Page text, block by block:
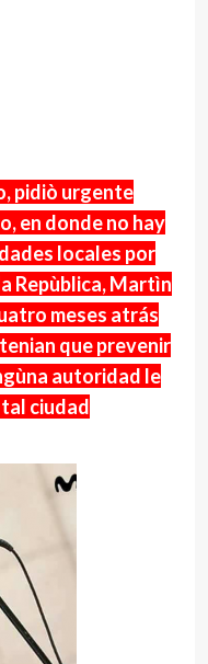
pidiò urgente
en donde no hay
locales por
Repùblica, Martìn
meses atrás
que prevenir
autoridad le
ciudad